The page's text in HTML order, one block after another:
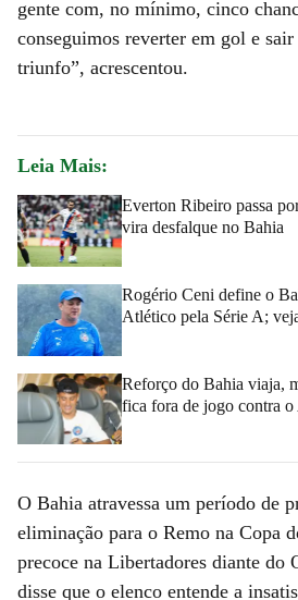
gente com, no mínimo, cinco
conseguimos reverter em gol e
triunfo”, acrescentou.
Leia Mais:
Everton Ribeiro passa
vira desfalque no Bahia
Rogério Ceni define o
Atlético pela Série A;
Reforço do Bahia viaja,
fica fora de jogo contra
O Bahia atravessa um período de
eliminação para o Remo na Copa
precoce na Libertadores diante do
disse que o elenco entende a